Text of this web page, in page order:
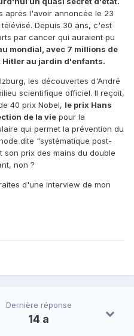
après l'avoir annoncée le 23
Depuis 30 ans, c'est
par cancer qui auraient pu
mondial, avec 7 millions de
Hitler au jardin d'enfants.
les découvertes d'André
scientifique officiel. Il reçoit,
40 prix Nobel, le prix Hans
de la vie pour la
qui permet la prévention du
dite "systématique post-
prix des mains du double
non ?
d'une interview de mon
Dernière réponse
14 a